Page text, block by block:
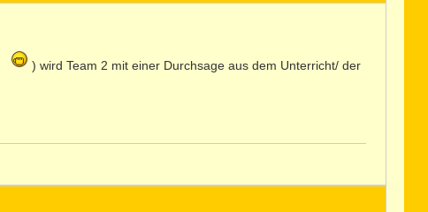
) wird Team 2 mit einer Durchsage aus dem Unterricht/ der